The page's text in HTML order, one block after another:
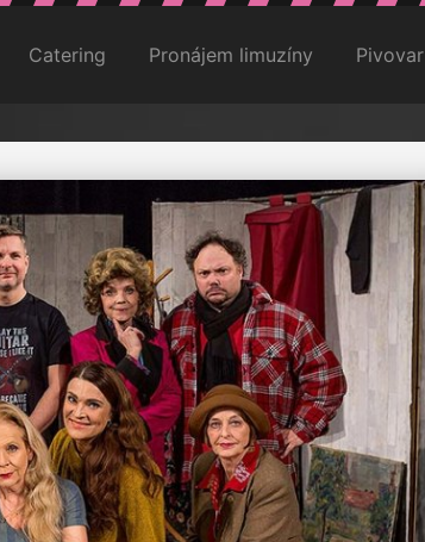
Catering Pronájem limuzíny Pivovar